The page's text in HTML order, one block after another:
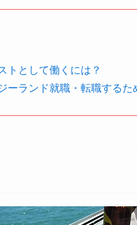
トとして働くには？
ーランド就職・転職する